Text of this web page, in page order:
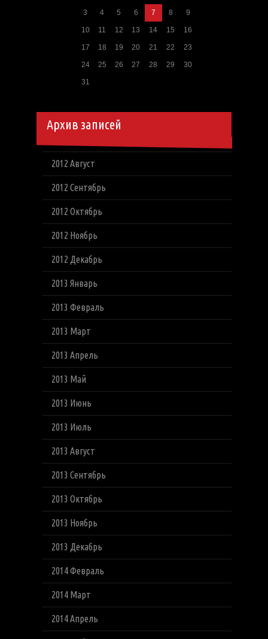
3 4 5 6 7 8 9
10 11 12 13 14 15 16
17 18 19 20 21 22 23
24 25 26 27 28 29 30
31
Архив записей
2012 Август
2012 Сентябрь
2012 Октябрь
2012 Ноябрь
2012 Декабрь
2013 Январь
2013 Февраль
2013 Март
2013 Апрель
2013 Май
2013 Июнь
2013 Июль
2013 Август
2013 Сентябрь
2013 Октябрь
2013 Ноябрь
2013 Декабрь
2014 Февраль
2014 Март
2014 Апрель